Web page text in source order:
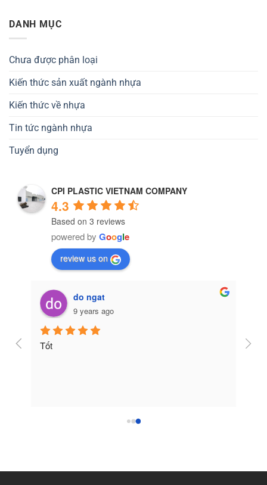
DANH MỤC
Chưa được phân loại
Kiến thức sản xuất ngành nhựa
Kiến thức về nhựa
Tin tức ngành nhựa
Tuyển dụng
CPI PLASTIC VIETNAM COMPANY
4.3
Based on 3 reviews
powered by Google
review us on
do ngat
9 years ago
Tốt